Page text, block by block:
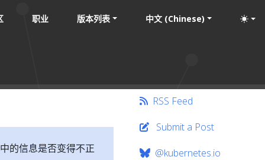
职业 版本列表 中文 (Chinese)
的信息是否变得不正
RSS Feed
Submit a Post
@kubernetes.io